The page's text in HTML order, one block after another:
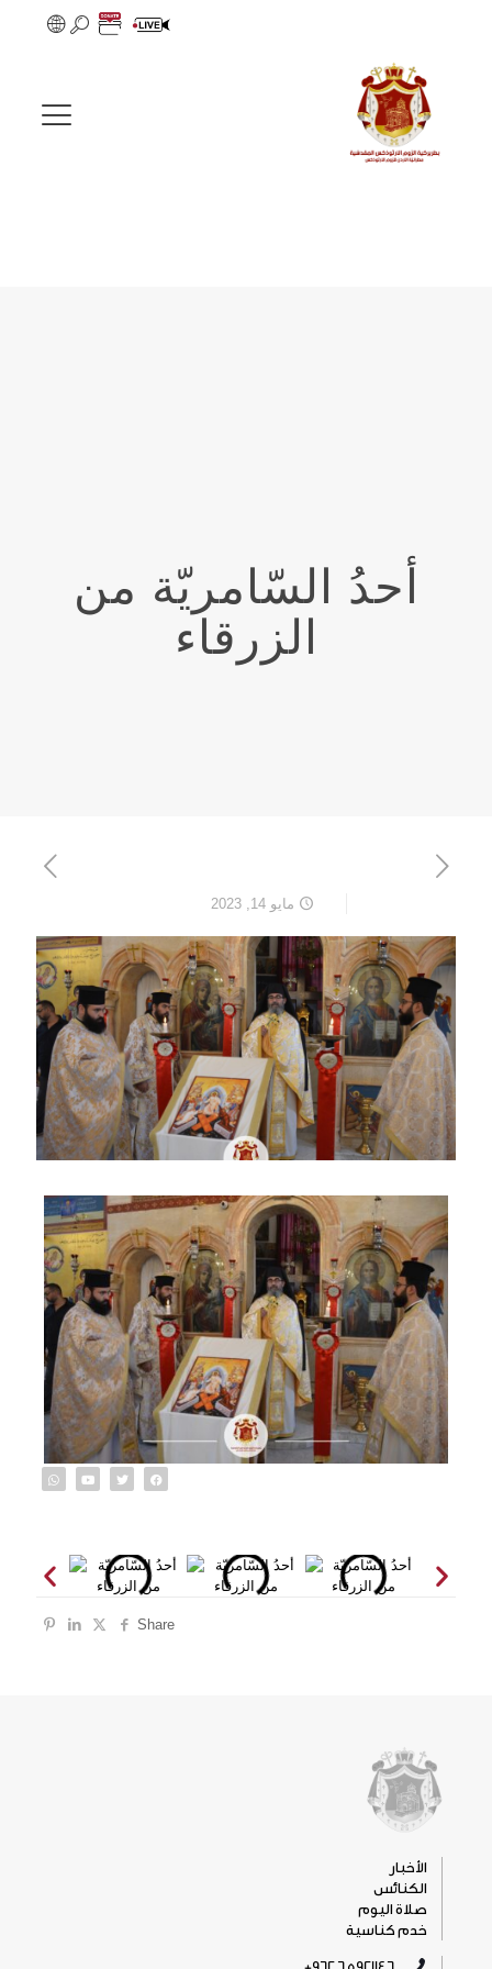
أحدُ السّامريّة من
الزرقاء
مايو 14, 2023
Share
الأخبار
الكنائس
صلاة اليوم
خدم كناسية